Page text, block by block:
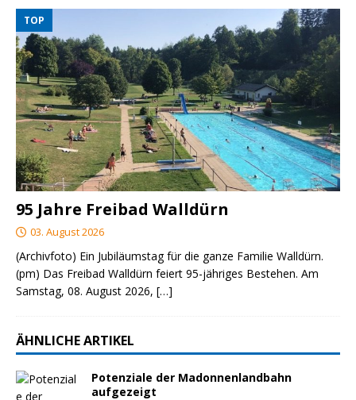
TOP
95 Jahre Freibad Walldürn
03. August 2026
(Archivfoto) Ein Jubiläumstag für die ganze Familie Walldürn.
(pm) Das Freibad Walldürn feiert 95-jähriges Bestehen. Am
Samstag, 08. August 2026, […]
ÄHNLICHE ARTIKEL
Potenziale der Madonnenlandbahn
aufgezeigt